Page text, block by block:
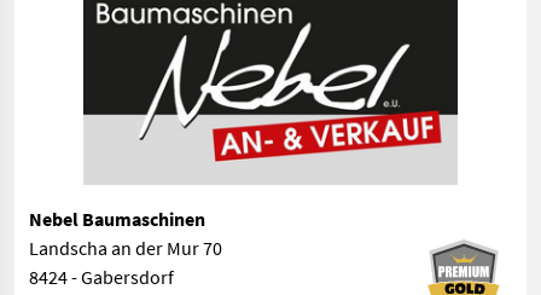
Nebel Baumaschinen
Landscha an der Mur 70
8424 - Gabersdorf